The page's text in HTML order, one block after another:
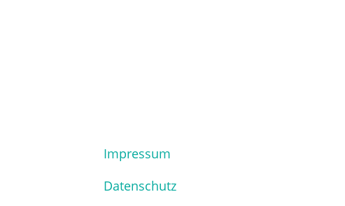
Impressum
Datenschutz